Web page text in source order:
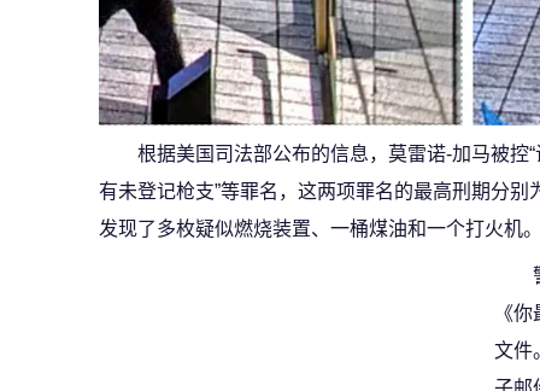
根据美国司法部公布的信息，莫雷诺-加马被控
有未登记枪支”等罪名，这两项罪名的最高刑期分
发现了多枚疑似燃烧装置、一桶煤油和一个打火机
《
文件